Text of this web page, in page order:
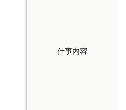
仕事内容